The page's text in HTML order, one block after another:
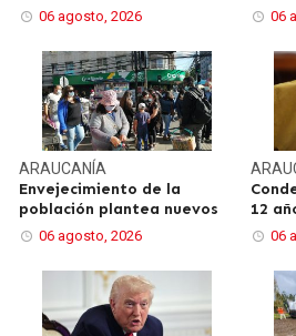
06 agosto, 2026 06
ARAUCANÍA
Envejecimiento de la
población plantea nuevos
06 agosto, 2026
12
06